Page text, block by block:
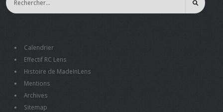
Calendrier
Effectif RC Lens
Histoire de MadeInLens
Mentions
Archives
Sitemap